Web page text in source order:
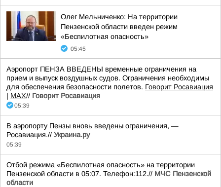
Олег Мельниченко: На территории
Пензенской области введен режим
«Беспилотная опасность»
05:45
Аэропорт ПЕНЗА ВВЕДЕНЫ временные ограничения на
прием и выпуск воздушных судов. Ограничения необходимы
для обеспечения безопасности полетов. Говорит Росавиация
| MАХ// Говорит Росавиация
05:39
В аэропорту Пензы вновь введены ограничения, —
Росавиация.// Украина.ру
05:39
Отбой режима «Беспилотная опасность» на территории
Пензенской области в 05:07. Телефон:112.// МЧС Пензенской
области